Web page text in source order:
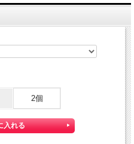
表示に係る新基準に、全面適用
ムです。
続車どちらに対しても、ご使用
付け可能です。
2個